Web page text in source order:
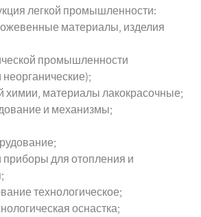
легкой промышленности:
материалы, изделия
промышленности
неорганические);
химии, материалы лакокрасочные;
и механизмы;
приборы для отопления и
технологическое;
оснастка;